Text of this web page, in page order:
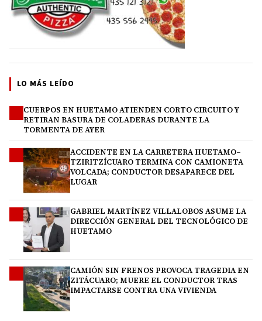
LO MÁS LEÍDO
CUERPOS EN HUETAMO ATIENDEN CORTO CIRCUITO Y
RETIRAN BASURA DE COLADERAS DURANTE LA
TORMENTA DE AYER
ACCIDENTE EN LA CARRETERA HUETAMO–
TZIRITZÍCUARO TERMINA CON CAMIONETA
VOLCADA; CONDUCTOR DESAPARECE DEL
LUGAR
GABRIEL MARTÍNEZ VILLALOBOS ASUME LA
DIRECCIÓN GENERAL DEL TECNOLÓGICO DE
HUETAMO
CAMIÓN SIN FRENOS PROVOCA TRAGEDIA EN
ZITÁCUARO; MUERE EL CONDUCTOR TRAS
IMPACTARSE CONTRA UNA VIVIENDA